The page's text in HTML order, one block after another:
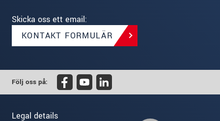
Skicka oss ett email:
KONTAKT FORMULÄR
Följ oss på:
Legal details